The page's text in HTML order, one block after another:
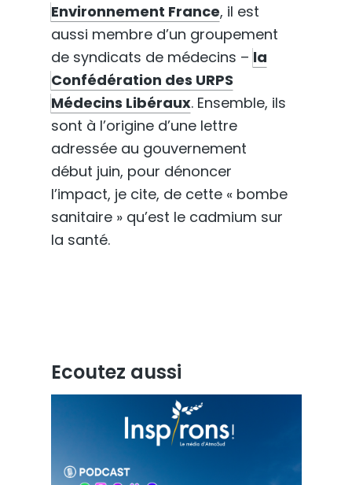
Environnement France, il est
aussi membre d’un groupement
de syndicats de médecins – la
Confédération des URPS
Médecins Libéraux. Ensemble, ils
sont à l’origine d’une lettre
adressée au gouvernement
début juin, pour dénoncer
l’impact, je cite, de cette « bombe
sanitaire » qu’est le cadmium sur
la santé.
Ecoutez aussi